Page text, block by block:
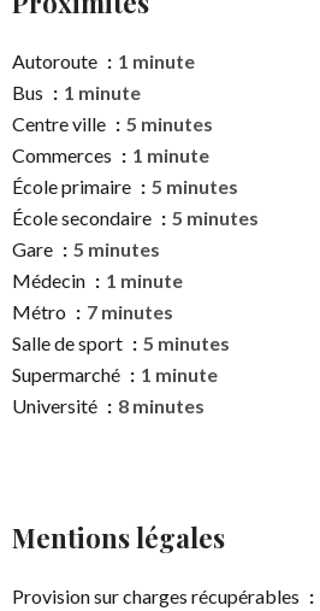
Autoroute
1 minute
Bus
1 minute
Centre ville
5 minutes
Commerces
1 minute
École primaire
5 minutes
École secondaire
5 minutes
Gare
5 minutes
Médecin
1 minute
Métro
7 minutes
Salle de sport
5 minutes
Supermarché
1 minute
Université
8 minutes
Mentions légales
Provision sur charges récupérables